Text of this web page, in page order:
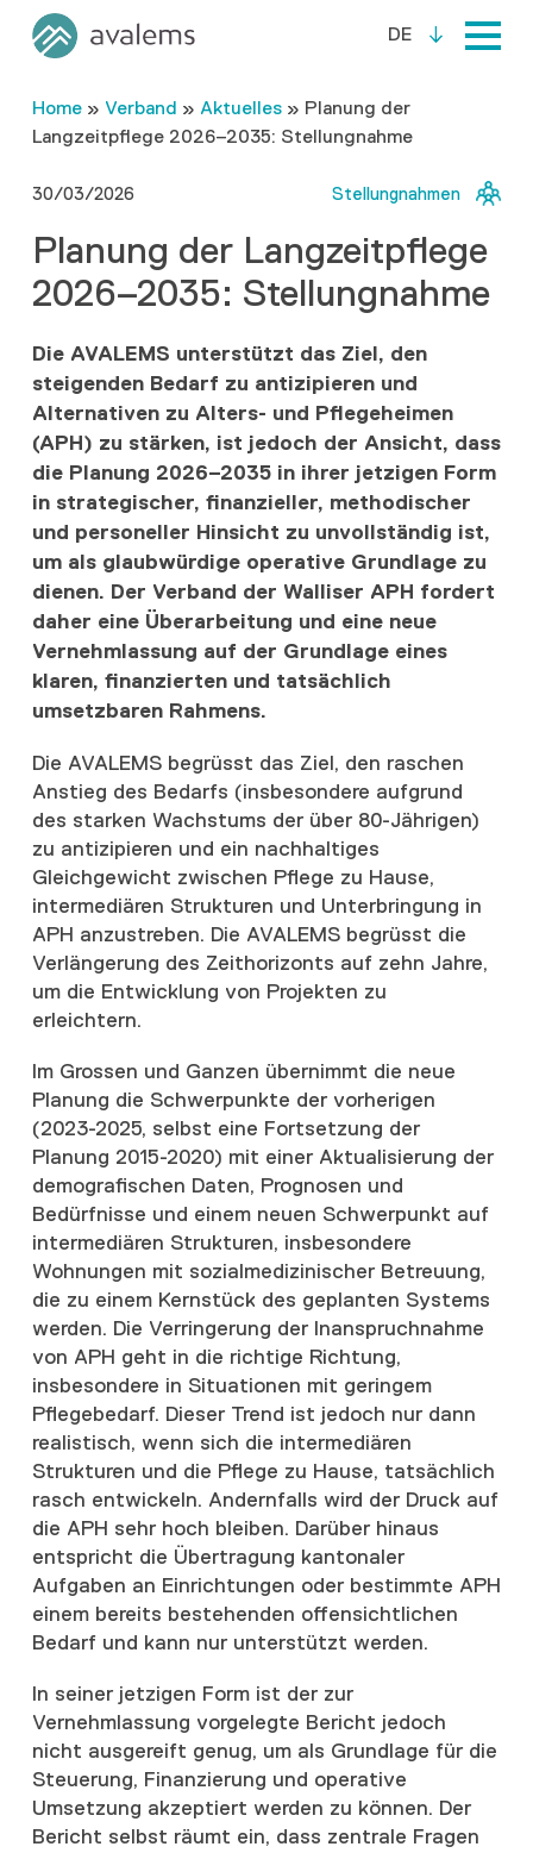
DE
Home» Verband » Aktuelles» Planung der
Langzeitpflege 2026–2035: Stellungnahme
30/03/2026 Stellungnahmen
Planung der Langzeitpflege
2026–2035: Stellungnahme
Die AVALEMS unterstützt das Ziel, den
steigenden Bedarf zu antizipieren und
Alternativen zu Alters- und Pflegeheimen
(APH) zu stärken, ist jedoch der Ansicht, dass
die Planung 2026–2035 in ihrer jetzigen Form
in strategischer, finanzieller, methodischer
und personeller Hinsicht zu unvollständig ist,
um als glaubwürdige operative Grundlage zu
dienen. Der Verband der Walliser APH fordert
daher eine Überarbeitung und eine neue
Vernehmlassung auf der Grundlage eines
klaren, finanzierten und tatsächlich
umsetzbaren Rahmens.
Die AVALEMS begrüsst das Ziel, den raschen
Anstieg des Bedarfs (insbesondere aufgrund
des starken Wachstums der über 80-Jährigen)
zu antizipieren und ein nachhaltiges
Gleichgewicht zwischen Pflege zu Hause,
intermediären Strukturen und Unterbringung in
APH anzustreben. Die AVALEMS begrüsst die
Verlängerung des Zeithorizonts auf zehn Jahre,
um die Entwicklung von Projekten zu
erleichtern.
Im Grossen und Ganzen übernimmt die neue
Planung die Schwerpunkte der vorherigen
(2023-2025, selbst eine Fortsetzung der
Planung 2015-2020) mit einer Aktualisierung der
demografischen Daten, Prognosen und
Bedürfnisse und einem neuen Schwerpunkt auf
intermediären Strukturen, insbesondere
Wohnungen mit sozialmedizinischer Betreuung,
die zu einem Kernstück des geplanten Systems
werden. Die Verringerung der Inanspruchnahme
von APH geht in die richtige Richtung,
insbesondere in Situationen mit geringem
Pflegebedarf. Dieser Trend ist jedoch nur dann
realistisch, wenn sich die intermediären
Strukturen und die Pflege zu Hause, tatsächlich
rasch entwickeln. Andernfalls wird der Druck auf
die APH sehr hoch bleiben. Darüber hinaus
entspricht die Übertragung kantonaler
Aufgaben an Einrichtungen oder bestimmte APH
einem bereits bestehenden offensichtlichen
Bedarf und kann nur unterstützt werden.
In seiner jetzigen Form ist der zur
Vernehmlassung vorgelegte Bericht jedoch
nicht ausgereift genug, um als Grundlage für die
Steuerung, Finanzierung und operative
Umsetzung akzeptiert werden zu können. Der
Bericht selbst räumt ein, dass zentrale Fragen